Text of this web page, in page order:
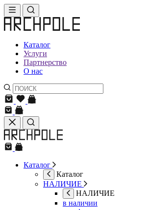
Каталог
Услуги
Партнерство
О нас
Каталог
Каталог
НАЛИЧИЕ
НАЛИЧИЕ
в наличии